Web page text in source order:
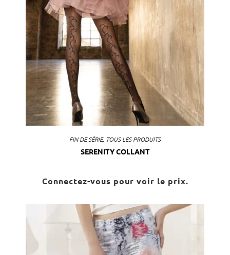
FIN DE SÉRIE, TOUS LES PRODUITS
SERENITY COLLANT
Connectez-vous pour voir le prix.